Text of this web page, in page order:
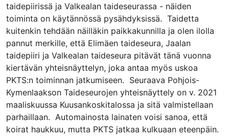
taidepiirissä ja Valkealan taideseurassa - näiden
toiminta on käytännössä pysähdyksissä. Taidetta
kuitenkin tehdään näilläkin paikkakunnilla ja olen ilolla
pannut merkille, että Elimäen taideseura, Jaalan
taidepiiri ja Valkealan taideseura pitävät tänä vuonna
kiertävän yhteisnäyttelyn, joka antaa myös uskoa
PKTS:n toiminnan jatkumiseen. Seuraava Pohjois-
Kymenlaakson Taideseurojen yhteisnäyttely on v. 2021
maaliskuussa Kuusankoskitalossa ja sitä valmistellaan
parhaillaan. Automainosta lainaten voisi sanoa, että
koirat haukkuu, mutta PKTS jatkaa kulkuaan eteenpäin.